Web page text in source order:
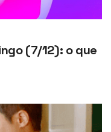
(7/12): o que